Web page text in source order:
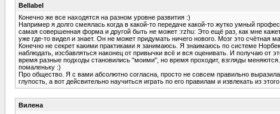
Bellabel
Конечно же все находятся на разном уровне развития :)
Например я долго смеялась когда в какой-то передаче какой-то жутко умный
самая совершенная форма и другой быть не может :rzhu: Это ещё раз, как мне
уже где-то видел и знает. Он не может придумать ничего нового. Мозг это счётная
Конечно не секрет какими практиками я занимаюсь. Я знаимаюсь по системе
наблюдать, изсбавляться наконец от привычки всё и вся оценивать. И получаю
время разные подходы становились "моими", но время проходит, взгляды
помаленьку :)
Про общество. Я с вами абсолютно согласна, просто не совсем правильно
глупость, а вот дейсвительно научиться играть по его правилам и извлекать из
Вилена